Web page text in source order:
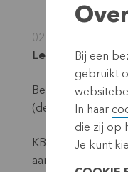
02 december 2024
Leuven, 2
Bekendmaking
(de ‘noemer’) –
KBC Ancora
aantal
Bij een
gebruikt
In haar
die zij op
Je kunt